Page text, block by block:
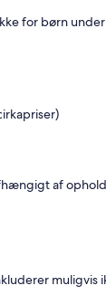
for børn under
af
muligvis